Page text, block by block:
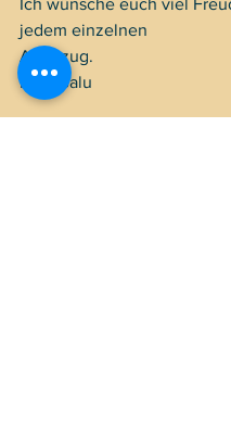
Ich wünsche euch viel
jedem einzelnen
Atemzug.
Eure Balu